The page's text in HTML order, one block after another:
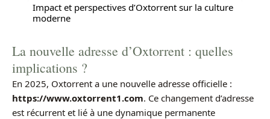
Impact et perspectives d’Oxtorrent sur la culture
moderne
La nouvelle adresse d’Oxtorrent : quelles
implications ?
En 2025, Oxtorrent a une nouvelle adresse officielle :
https://www.oxtorrent1.com. Ce changement d’adresse
est récurrent et lié à une dynamique permanente